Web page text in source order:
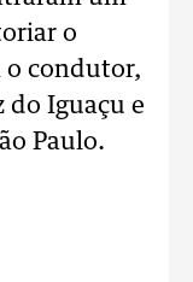
o
o condutor,
do Iguaçu e
Paulo.